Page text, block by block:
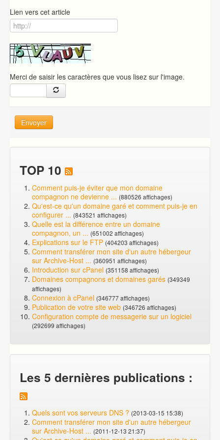
Lien vers cet article
Merci de saisir les caractères que vous lisez sur l'image.
Envoyer
TOP 10
Comment puis-je éviter que mon domaine
compagnon ne devienne ... (880526 affichages)
Qu'est-ce qu'un domaine garé et comment puis-je en
configurer ... (843521 affichages)
Quelle est la différence entre un domaine
compagnon, un ... (651002 affichages)
Explications sur le FTP (404203 affichages)
Comment transférer mon site d'un autre hébergeur
sur Archive-Host ... (360951 affichages)
Introduction sur cPanel (351158 affichages)
Domaines compagnons et domaines garés (349349
affichages)
Connexion à cPanel (346777 affichages)
Publication de votre site web (346726 affichages)
Configuration compte de messagerie sur un logiciel
(292699 affichages)
Les 5 dernières publications :
Quels sont vos serveurs DNS ? (2013-03-15 15:38)
Comment transférer mon site d'un autre hébergeur
sur Archive-Host ... (2011-12-13 21:37)